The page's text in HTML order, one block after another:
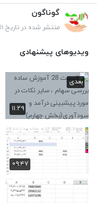
گوناگون
منتشر شده در تاریخ ۱۴۰۳/۱۱/۱۱
ویدیوهای پیشنهادی
۱۱:۲۹
بعدی
۰۹:۴۷